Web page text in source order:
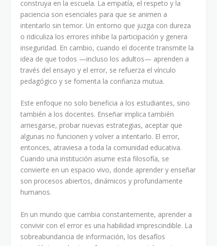
construya en la escuela. La empatía, el respeto y la
paciencia son esenciales para que se animen a
intentarlo sin temor. Un entorno que juzga con dureza
o ridiculiza los errores inhibe la participación y genera
inseguridad. En cambio, cuando el docente transmite la
idea de que todos —incluso los adultos— aprenden a
través del ensayo y el error, se refuerza el vínculo
pedagógico y se fomenta la confianza mutua.
Este enfoque no solo beneficia a los estudiantes, sino
también a los docentes. Enseñar implica también
arriesgarse, probar nuevas estrategias, aceptar que
algunas no funcionen y volver a intentarlo. El error,
entonces, atraviesa a toda la comunidad educativa.
Cuando una institución asume esta filosofía, se
convierte en un espacio vivo, donde aprender y enseñar
son procesos abiertos, dinámicos y profundamente
humanos.
En un mundo que cambia constantemente, aprender a
convivir con el error es una habilidad imprescindible. La
sobreabundancia de información, los desafíos